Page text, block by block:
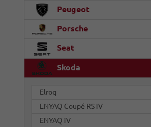
Peugeot
Porsche
Seat
Skoda
Elroq
ENYAQ Coupé RS iV
ENYAQ iV